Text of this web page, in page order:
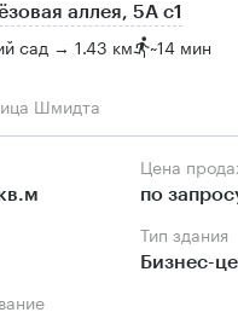
аллея, 5А с1
сад → 1.43 км ~14 мин
Шмидта
Цена
по
Тип здания
Бизнес-